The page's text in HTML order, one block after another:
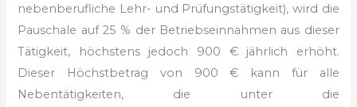
nebenberufliche Lehr- und Prüfungstätigkeit), wird die
Pauschale auf 25 % der Betriebseinnahmen aus dieser
Tätigkeit, höchstens jedoch 900 € jährlich erhöht.
Dieser Höchstbetrag von 900 € kann für alle
Nebentätigkeiten, die unter die